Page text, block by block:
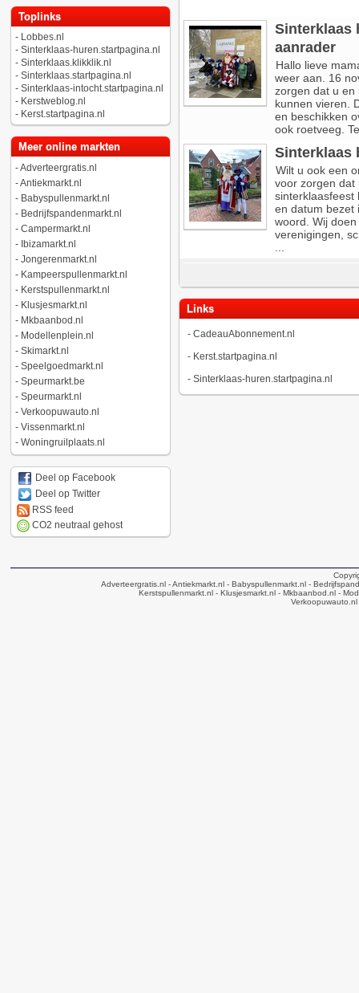
Toplinks
- Lobbes.nl
- Sinterklaas-huren.startpagina.nl
- Sinterklaas.klikklik.nl
- Sinterklaas.startpagina.nl
- Sinterklaas-intocht.startpagina.nl
- Kerstweblog.nl
- Kerst.startpagina.nl
Meer online markten
-Adverteergratis.nl
-Antiekmarkt.nl
- Babyspullenmarkt.nl
- Bedrijfspandenmarkt.nl
- Campermarkt.nl
- Ibizamarkt.nl
- Jongerenmarkt.nl
- Kampeerspullenmarkt.nl
- Kerstspullenmarkt.nl
- Klusjesmarkt.nl
- Mkbaanbod.nl
- Modellenplein.nl
- Skimarkt.nl
- Speelgoedmarkt.nl
- Speurmarkt.be
- Speurmarkt.nl
- Verkoopuwauto.nl
- Vissenmarkt.nl
- Woningruilplaats.nl
Deel op Facebook
Deel op Twitter
RSS feed
CO2 neutraal gehost
Sinterklaas
aanrader
Hallo lieve
weer aan. 16
zorgen dat u en
kunnen vieren.
en beschikken
ook roetveeg.
Sinterklaas
Wilt u ook een
voor zorgen dat
sinterklaasfeest
en datum bezet
woord. Wij
verenigingen,
Links
- CadeauAbonnement.nl
- Kerst.startpagina.nl
- Sinterklaas-huren.startpagina.nl
Adverteergratis.nl - Antiekmarkt.nl - Babyspullenmarkt.nl -
Kerstspullenmarkt.nl- Klusjesmarkt.nl- Mkbaanbod.nl-
Verkoopuwauto.nl